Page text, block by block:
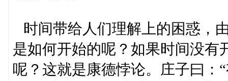
时间带给人们理解上的困惑，
是如何开始的呢？如果时间没有
呢？这就是康德悖论。庄子曰：